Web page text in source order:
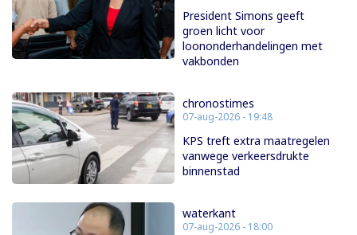
President Simons geeft
groen licht voor
loononderhandelingen met
vakbonden
chronostimes
07-aug-2026 - 19:48
KPS treft extra maatregelen
vanwege verkeersdrukte
binnenstad
waterkant
07-aug-2026 - 18:00